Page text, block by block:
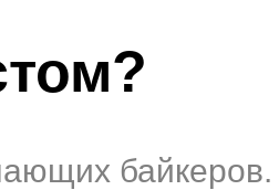
байкеров.